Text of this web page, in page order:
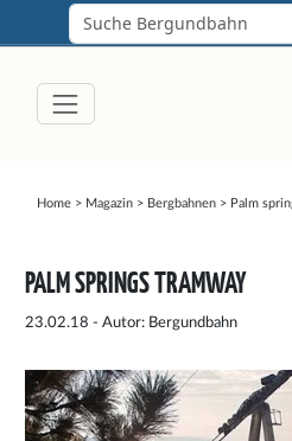
Home> Magazin> Bergbahnen> Palm
PALM SPRINGS TRAMWAY
23.02.18 - Autor: Bergundbahn